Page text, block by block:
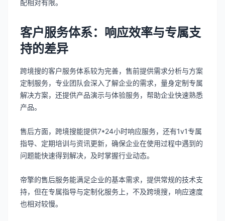
配相对有限。
客户服务体系：响应效率与专属支
持的差异
跨境搜的客户服务体系较为完善，售前提供需求分析与方案
定制服务，专业团队会深入了解企业的需求，量身定制专属
解决方案，还提供产品演示与体验服务，帮助企业快速熟悉
产品。
售后方面，跨境搜能提供7*24小时响应服务，还有1v1专属
指导、定期培训与资讯更新，确保企业在使用过程中遇到的
问题能快速得到解决，及时掌握行业动态。
帝擎的售后服务能满足企业的基本需求，提供常规的技术支
持，但在专属指导与定制化服务上，不及跨境搜，响应速度
也相对较慢。